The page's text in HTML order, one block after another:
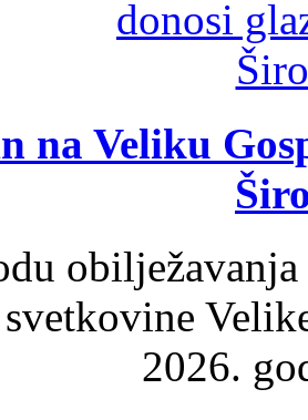
na Veliku
2026.